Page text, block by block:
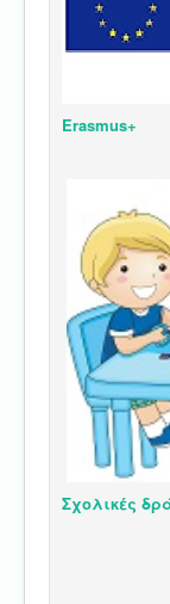
Erasmus+
Σχολικές